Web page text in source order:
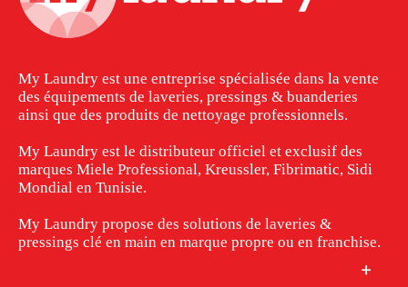
My Laundry est une entreprise spécialisée dans la vente
des équipements de laveries, pressings & buanderies
ainsi que des produits de nettoyage professionnels.
My Laundry est le distributeur officiel et exclusif des
marques Miele Professional, Kreussler, Fibrimatic, Sidi
Mondial en Tunisie.
My Laundry propose des solutions de laveries &
pressings clé en main en marque propre ou en franchise.